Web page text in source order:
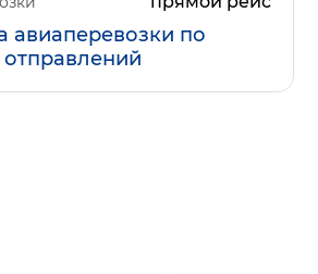
авиаперевозки по